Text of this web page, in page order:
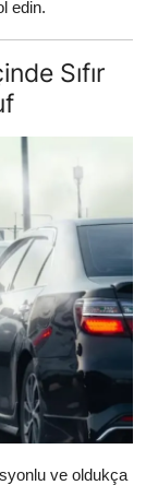
edin.
Sıfır
ve oldukça